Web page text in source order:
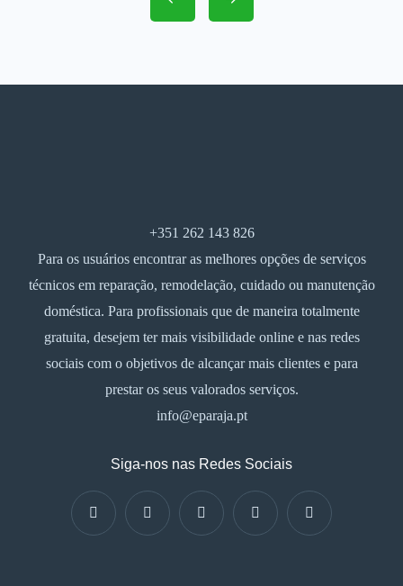
+351 262 143 826
Para os usuários encontrar as melhores opções de serviços
técnicos em reparação, remodelação, cuidado ou manutenção
doméstica. Para profissionais que de maneira totalmente
gratuita, desejem ter mais visibilidade online e nas redes
sociais com o objetivos de alcançar mais clientes e para
prestar os seus valorados serviços.
info@eparaja.pt
Siga-nos nas Redes Sociais